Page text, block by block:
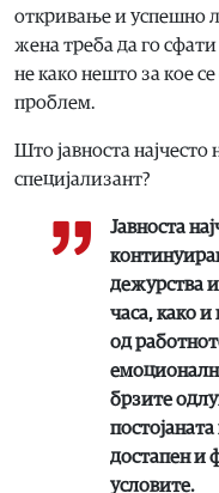
откривање и успешно
жена треба да го
не како нешто за кое
проблем.
Што јавноста најчесто
специјализант?
Јавноста
дежурства и
часа, како
од
брзите
достапен и
условите.